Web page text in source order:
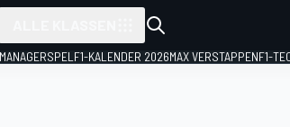
F1-KALENDER 2026MAX VERSTAPPENF1-